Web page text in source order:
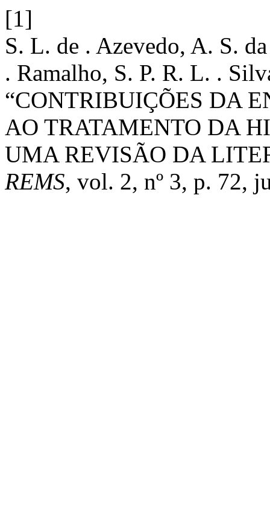
[1]
S. L. de . Azevedo, A. S.
. Ramalho, S. P. R. L. .
“CONTRIBUIÇÕES DA
AO TRATAMENTO DA
UMA REVISÃO DA
REMS, vol. 2, nº 3, p. 72,